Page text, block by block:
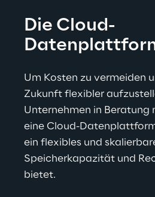
Die Cloud-
Um Kosten zu vermeiden
Zukunft flexibler
Unternehmen in Beratung
eine Cloud-
ein flexibles und
Speicherkapazität und
bietet.